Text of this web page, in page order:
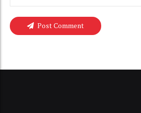
Post Comment